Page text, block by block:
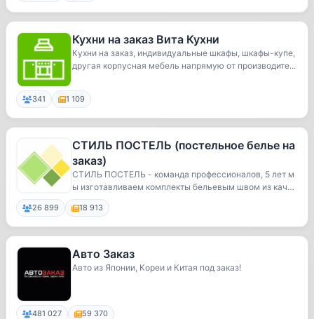
Кухни на заказ Вита Кухни
Кухни на заказ, индивидуальные шкафы, шкафы-купе,
другая корпусная мебель напрямую от производите...
341 1 109
СТИЛЬ ПОСТЕЛЬ (постельное белье на
заказ)
СТИЛЬ ПОСТЕЛЬ - команда профессионалов, 5 лет м
ы изготавливаем комплекты бельевым швом из качес
тв...
26 899 18 913
Авто Заказ
Авто из Японии, Кореи и Китая под заказ!
481 027 59 370